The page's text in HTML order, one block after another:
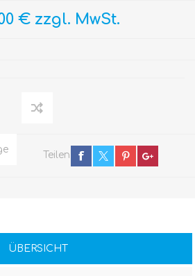
€ zzgl. MwSt.
Teilen
ÜBERSICHT